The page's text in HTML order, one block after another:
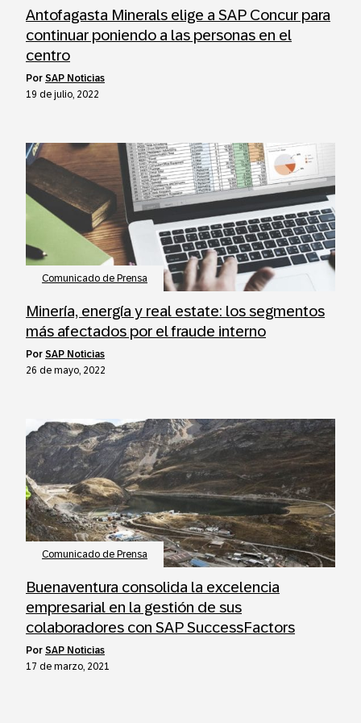
Antofagasta Minerals elige a SAP Concur para
continuar poniendo a las personas en el
centro
por SAP Noticias
19 de julio, 2022
Comunicado de Prensa
Minería, energía y real estate: los segmentos
más afectados por el fraude interno
por SAP Noticias
26 de mayo, 2022
Comunicado de Prensa
Buenaventura consolida la excelencia
empresarial en la gestión de sus
colaboradores con SAP SuccessFactors
por SAP Noticias
17 de marzo, 2021